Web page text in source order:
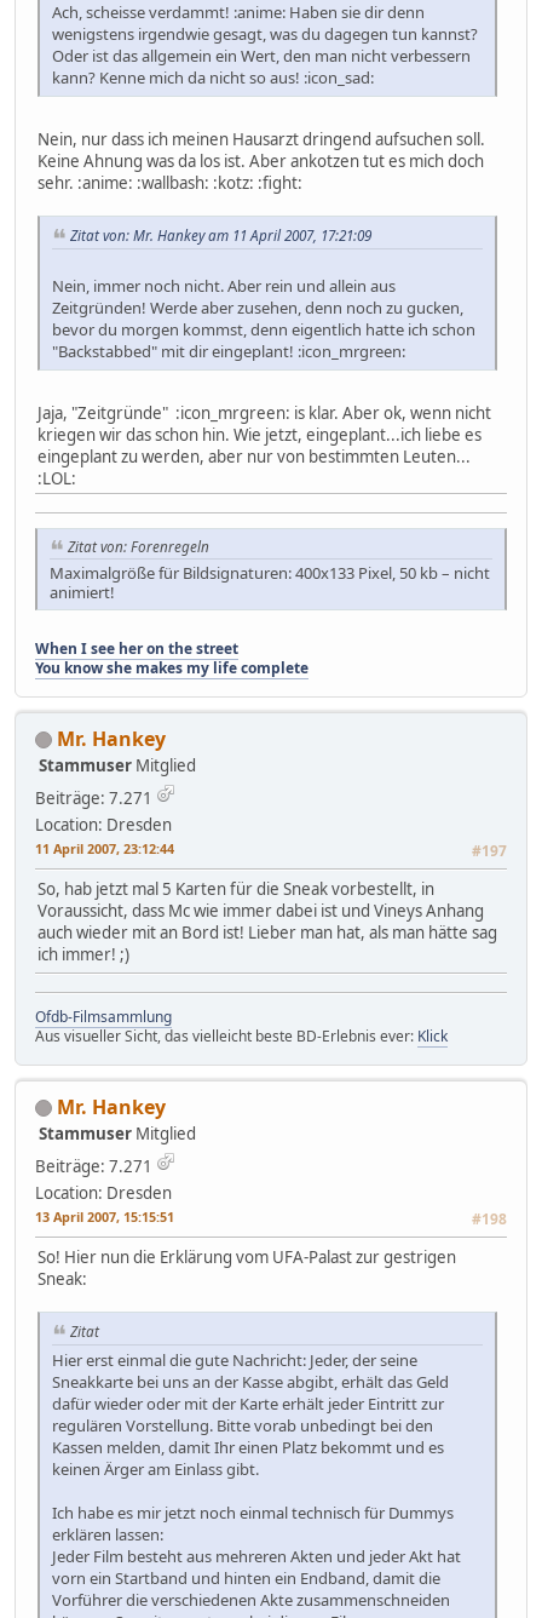
Ach, scheisse verdammt! :anime: Haben sie dir denn
wenigstens irgendwie gesagt, was du dagegen tun kannst?
Oder ist das allgemein ein Wert, den man nicht verbessern
kann? Kenne mich da nicht so aus! :icon_sad:
Nein, nur dass ich meinen Hausarzt dringend aufsuchen soll.
Keine Ahnung was da los ist. Aber ankotzen tut es mich doch
sehr. :anime: :wallbash: :kotz: :fight:
Zitat von: Mr. Hankey am 11 April 2007, 17:21:09
Nein, immer noch nicht. Aber rein und allein aus
Zeitgründen! Werde aber zusehen, denn noch zu gucken,
bevor du morgen kommst, denn eigentlich hatte ich schon
"Backstabbed" mit dir eingeplant! :icon_mrgreen:
Jaja, "Zeitgründe" :icon_mrgreen: is klar. Aber ok, wenn nicht
kriegen wir das schon hin. Wie jetzt, eingeplant...ich liebe es
eingeplant zu werden, aber nur von bestimmten Leuten...
:LOL:
Zitat von: Forenregeln
Maximalgröße für Bildsignaturen: 400x133 Pixel, 50 kb – nicht
animiert!
When I see her on the street
You know she makes my life complete
Mr. Hankey
Stammuser Mitglied
Beiträge: 7.271
Location: Dresden
11 April 2007, 23:12:44 #197
So, hab jetzt mal 5 Karten für die Sneak vorbestellt, in
Voraussicht, dass Mc wie immer dabei ist und Vineys Anhang
auch wieder mit an Bord ist! Lieber man hat, als man hätte sag
ich immer! ;)
Ofdb-Filmsammlung
Aus visueller Sicht, das vielleicht beste BD-Erlebnis ever: Klick
Mr. Hankey
Stammuser Mitglied
Beiträge: 7.271
Location: Dresden
13 April 2007, 15:15:51 #198
So! Hier nun die Erklärung vom UFA-Palast zur gestrigen
Sneak:
Zitat
Hier erst einmal die gute Nachricht: Jeder, der seine
Sneakkarte bei uns an der Kasse abgibt, erhält das Geld
dafür wieder oder mit der Karte erhält jeder Eintritt zur
regulären Vorstellung. Bitte vorab unbedingt bei den
Kassen melden, damit Ihr einen Platz bekommt und es
keinen Ärger am Einlass gibt.
Ich habe es mir jetzt noch einmal technisch für Dummys
erklären lassen:
Jeder Film besteht aus mehreren Akten und jeder Akt hat
vorn ein Startband und hinten ein Endband, damit die
Vorführer die verschiedenen Akte zusammenschneiden